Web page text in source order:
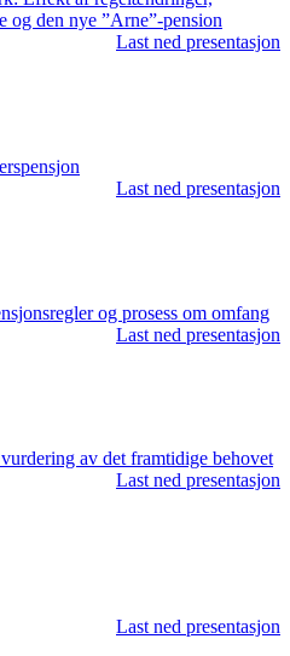
og den nye ”Arne”-pension
Last ned presentasjon
Last ned presentasjon
og prosess om omfang
Last ned presentasjon
av det framtidige behovet
Last ned presentasjon
Last ned presentasjon